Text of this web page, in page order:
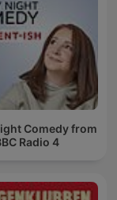
Comedy from
Radio 4